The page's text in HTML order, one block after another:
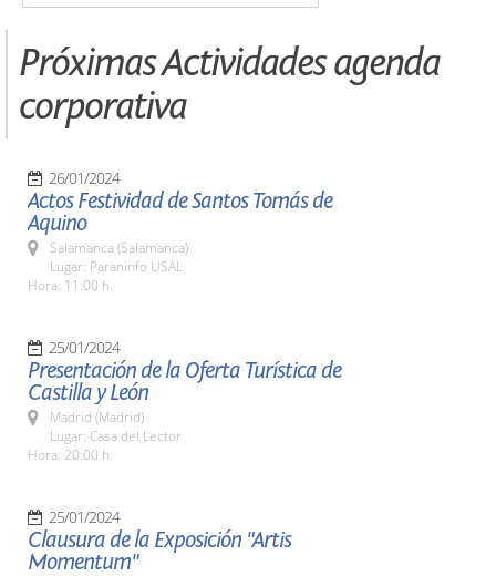
Próximas Actividades agenda
corporativa
26/01/2024
Actos Festividad de Santos Tomás de
Aquino
Salamanca (Salamanca)
Lugar: Paraninfo USAL
Hora: 11:00 h.
25/01/2024
Presentación de la Oferta Turística de
Castilla y León
Madrid (Madrid)
Lugar: Casa del Lector
Hora: 20:00 h.
25/01/2024
Clausura de la Exposición "Artis
Momentum"